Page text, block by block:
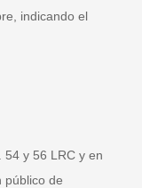
indicando el
y 56 LRC y en
público de